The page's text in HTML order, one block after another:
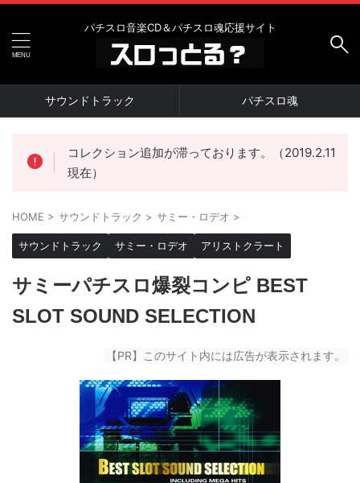
パチスロ音楽CD＆パチスロ魂応援サイト
サウンドトラック パチスロ魂
コレクション追加が滞っております。（2019.2.11
現在）
HOME > サウンドトラック > サミー・ロデオ >
サウンドトラック サミー・ロデオ アリストクラート
サミーパチスロ爆裂コンピ BEST
SLOT SOUND SELECTION
【PR】このサイト内には広告が表示されます。